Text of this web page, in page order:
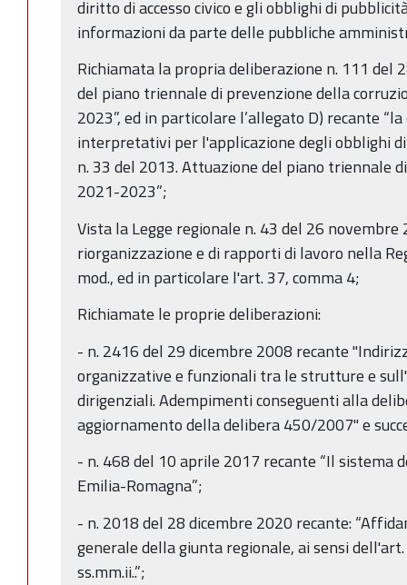
diritto di accesso civico e gli obblighi di
informazioni da parte delle pubbliche
Richiamata la propria deliberazione n. 111 del
del piano triennale di prevenzione della
2023”, ed in particolare l’allegato D) recante
interpretativi per l'applicazione degli obblighi
n. 33 del 2013. Attuazione del piano triennale
2021-2023”;
Vista la Legge regionale n. 43 del 26
riorganizzazione e di rapporti di lavoro nella
mod., ed in particolare l'art. 37, comma 4;
Richiamate le proprie deliberazioni:
- n. 2416 del 29 dicembre 2008 recante
organizzative e funzionali tra le strutture e
dirigenziali. Adempimenti conseguenti alla
aggiornamento della delibera 450/2007" e
- n. 468 del 10 aprile 2017 recante “Il sistema
Emilia-Romagna”;
- n. 2018 del 28 dicembre 2020 recante:
generale della giunta regionale, ai sensi
ss.mm.ii..”;